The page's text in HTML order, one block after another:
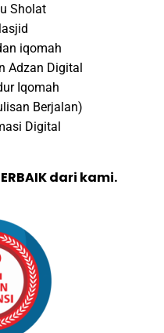
Sholat
iqomah
Adzan Digital
Iqomah
Berjalan)
Digital
dari kami.